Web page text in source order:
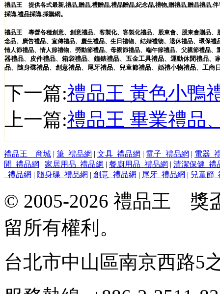
禮品王 提供各式最新,禮品,贈品,禮贈品,禮品贈品,紀念品,禮物,贈禮品,贈品禮品,伴
採購,禮品採購,採購網。
禮品王 專營各種創意、 創意禮品、 客製化、 客製化禮品、 股東會、 股東會贈品、
念品、 廣告禮品、 宣傳禮品、 慶生禮品、 生日禮物、 結婚禮物、 退休禮品、 環保禮
情人節禮品、情人節禮物、 勞動節禮品、 母親節禮品、 端午節禮品、 父親節禮品、
器禮品、 皮件禮品、 箱袋禮品、 鐘錶禮品、 五金工具禮品、 運動休閒禮品、
品、 隨身碟禮品、 創意禮品、 尾牙禮品、 兒童節禮品、 婚禮小物禮品、 工商
下一篇:禮品王 黃色小鴨
上一篇:禮品王 畢業禮品
禮品王 商城 | 筆_禮品網 | 文具_禮品網 | 電子_禮品網 | 電器_
閒_禮品網 | 家居用品_禮品網 | 餐廚用品_禮品網 | 清潔保健_禮
_禮品網 | 隨身碟_禮品網 | 創意_禮品網 | 尾牙_禮品網 | 兒童節
© 2005-2026 禮品王 獎
留所有權利。
台北市中山區南京西路5